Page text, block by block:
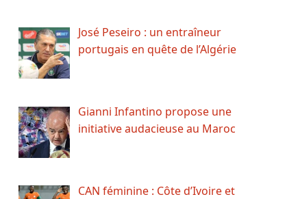
José Peseiro : un entraîneur
portugais en quête de l’Algérie
Gianni Infantino propose une
initiative audacieuse au Maroc
CAN féminine : Côte d’Ivoire et